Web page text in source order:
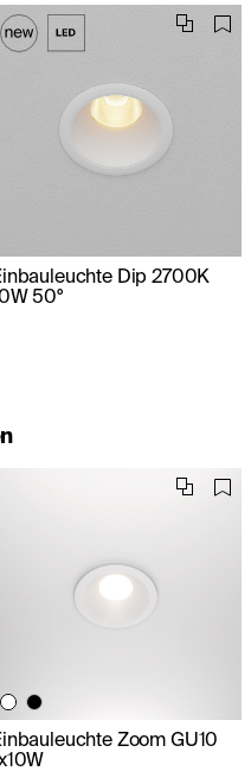
Dip 2700K
50°
Zoom GU10